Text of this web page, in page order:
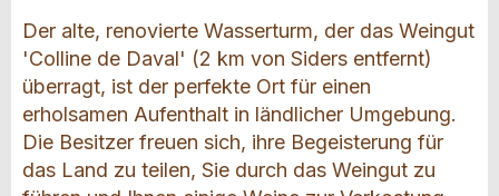
Der alte, renovierte Wasserturm, der das Weingut
'Colline de Daval' (2 km von Siders entfernt)
überragt, ist der perfekte Ort für einen
erholsamen Aufenthalt in ländlicher Umgebung.
Die Besitzer freuen sich, ihre Begeisterung für
das Land zu teilen, Sie durch das Weingut zu